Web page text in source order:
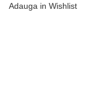
Adauga in Wishlist